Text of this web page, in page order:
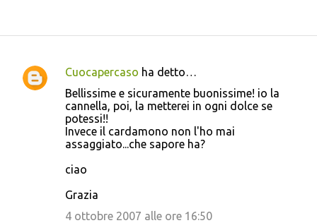
C
Cuocapercaso ha detto…
Bellissime e sicuramente buonissime! io la
cannella, poi, la metterei in ogni dolce se
potessi!!
Invece il cardamono non l'ho mai
assaggiato...che sapore ha?
ciao
Grazia
4 ottobre 2007 alle ore 16:50